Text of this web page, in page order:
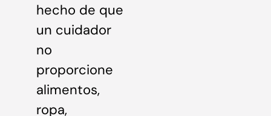
hecho de que
un cuidador
no
proporcione
alimentos,
ropa,